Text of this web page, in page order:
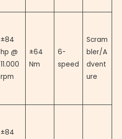
±84
hp @
11.000
rpm
±64
Nm
6-
speed
Scram
bler/A
dvent
ure
±84